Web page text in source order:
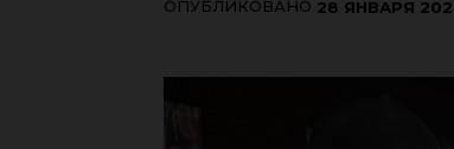
ОПУБЛИКОВАНО 28 ЯНВАРЯ